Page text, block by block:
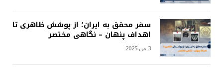
سفر محقق به ایران؛ از پوشش ظاهری تا
اهداف پنهان – نگاهی مختصر
3 می 2025